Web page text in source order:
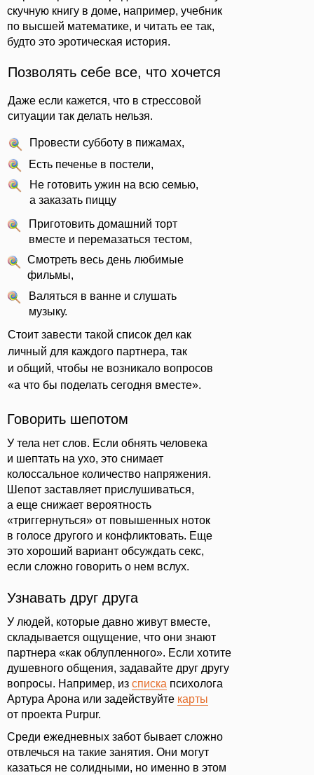
скучную книгу в доме, например, учебник
по высшей математике, и читать ее так,
будто это эротическая история.
Позволять себе все, что хочется
Даже если кажется, что в стрессовой
ситуации так делать нельзя.
Провести субботу в пижамах,
Есть печенье в постели,
Не готовить ужин на всю семью,
а заказать пиццу
Приготовить домашний торт
вместе и перемазаться тестом,
Смотреть весь день любимые
фильмы,
Валяться в ванне и слушать
музыку.
Стоит завести такой список дел как
личный для каждого партнера, так
и общий, чтобы не возникало вопросов
«а что бы поделать сегодня вместе».
Говорить шепотом
У тела нет слов. Если обнять человека
и шептать на ухо, это снимает
колоссальное количество напряжения.
Шепот заставляет прислушиваться,
а еще снижает вероятность
«триггернуться» от повышенных ноток
в голосе другого и конфликтовать. Еще
это хороший вариант обсуждать секс,
если сложно говорить о нем вслух.
Узнавать друг друга
У людей, которые давно живут вместе,
складывается ощущение, что они знают
партнера «как облупленного». Если хотите
душевного общения, задавайте друг другу
вопросы. Например, из списка психолога
Артура Арона или задействуйте карты
от проекта Purpur.
Среди ежедневных забот бывает сложно
отвлечься на такие занятия. Они могут
казаться не солидными, но именно в этом